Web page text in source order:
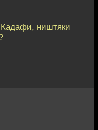
Кадафи, ништяки